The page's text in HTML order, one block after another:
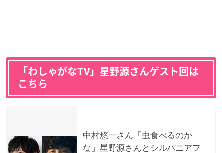
「わしゃがなTV」星野源さんゲスト回は
こちら